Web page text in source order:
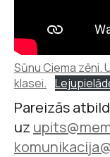
Sūnu Ciema zēni.
klasei.
Pareizās
uz